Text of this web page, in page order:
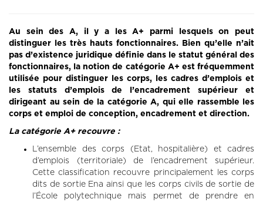
Au sein des A, il y a les A+ parmi lesquels on peut
distinguer les très hauts fonctionnaires. Bien qu’elle n’ait
pas d’existence juridique définie dans le statut général des
fonctionnaires, la notion de catégorie A+ est fréquemment
utilisée pour distinguer les corps, les cadres d’emplois et
les statuts d’emplois de l’encadrement supérieur et
dirigeant au sein de la catégorie A, qui elle rassemble les
corps et emploi de conception, encadrement et direction.
La catégorie A+ recouvre :
L’ensemble des corps (Etat, hospitalière) et cadres
d’emplois (territoriale) de l’encadrement supérieur.
Cette classification recouvre principalement les corps
dits de sortie Ena ainsi que les corps civils de sortie de
l’École polytechnique mais permet de prendre en